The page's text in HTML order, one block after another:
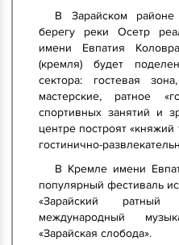
В Зарайском
берегу реки Осетр
имени Евпатия
(кремля) будет
сектора: гостевая
мастерские, ратное
спортивных занятий и
центре построят
гостинично-
В Кремле имени
популярный фестиваль
«Зарайский
международный
«Зарайская слобода».